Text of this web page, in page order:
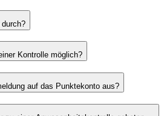
Kontrolle möglich?
auf das Punktekonto aus?